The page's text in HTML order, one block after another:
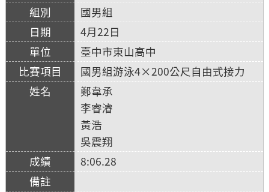
國男組
4月22日
臺中市東山高中
國男組游泳4×200公尺自由式接力
鄭韋承
李睿濬
黃浩
吳震翔
8:06.28